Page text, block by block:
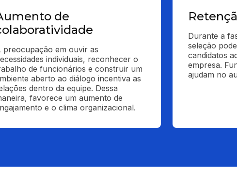
de
preocupação em ouvir as
individuais, reconhecer o
de funcionários e construir um
aberto ao diálogo incentiva as
dentro da equipe. Dessa
favorece um aumento de
e o clima organizacional.
Durante a
seleção
candidatos
empresa.
ajudam no